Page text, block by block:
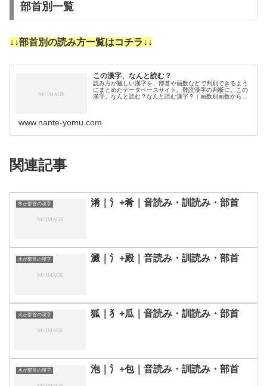
部首別一覧
↓↓部首別の読み方一覧はコチラ↓↓
この漢字、なんと読む？
読み方が難しい漢字を、部首や画数などで判別できるよう
にまとめたデータベースサイト。難読漢字の判断に。この
漢字、なんと読む？なんと読む漢字？｜画数別画数から漢
www.nante-yomu.com
関連記事
水が部首の漢字 淆｜氵+肴｜音読み・訓読み・部首
水が部首の漢字 澱｜氵+殿｜音読み・訓読み・部首
犬が部首の漢字 狐｜⺨+瓜｜音読み・訓読み・部首
水が部首の漢字 泡｜氵+包｜音読み・訓読み・部首